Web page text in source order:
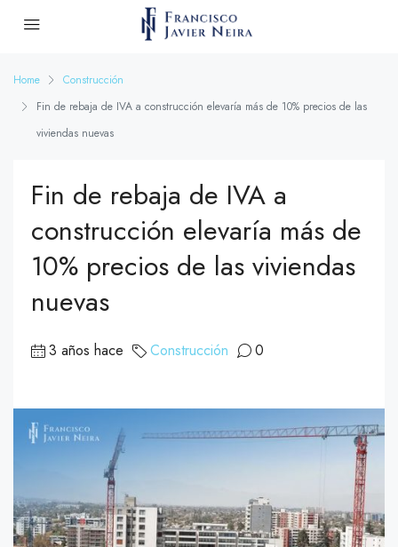
Home
Construcción
Fin de rebaja de IVA a construcción elevaría más de 10% precios de las
viviendas nuevas
Fin de rebaja de IVA a
construcción elevaría más de
10% precios de las viviendas
nuevas
3 años hace Construcción 0